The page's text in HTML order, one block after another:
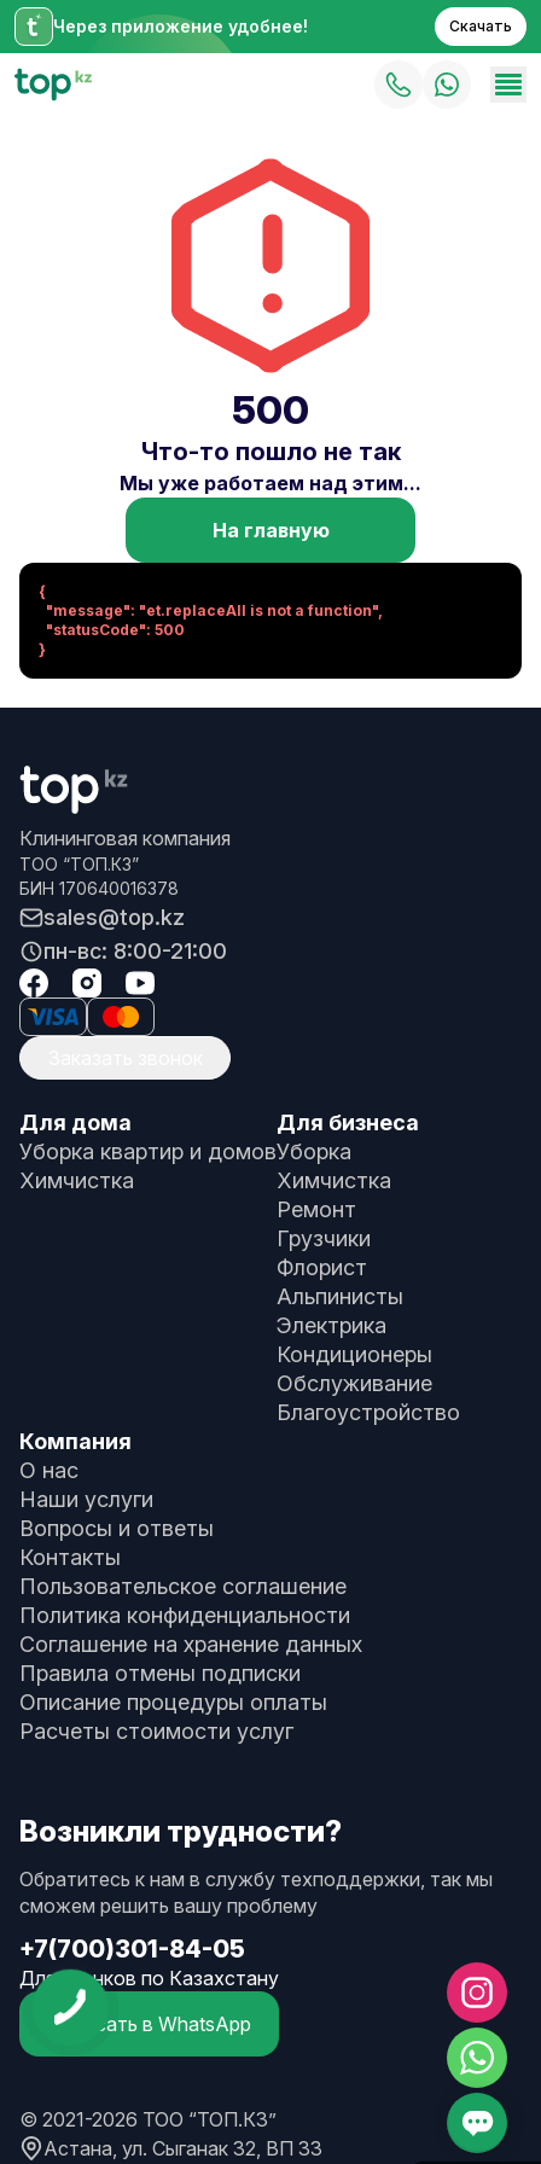
Через приложение удобнее! Скачать
500
Что-то пошло не так
Мы уже работаем над этим...
На главную
{
}
Клининговая компания
ТОО “ТОП.КЗ”
БИН 170640016378
sales@top.kz
пн-вс: 8:00-21:00
Для дома
Уборка квартир и домов
Химчистка
Для бизнеса
Уборка
Химчистка
Ремонт
Грузчики
Флорист
Альпинисты
Электрика
Кондиционеры
Обслуживание
Благоустройство
Компания
О нас
Наши услуги
Вопросы и ответы
Контакты
Пользовательское соглашение
Политика конфиденциальности
Соглашение на хранение данных
Правила отмены подписки
Описание процедуры оплаты
Расчеты стоимости услуг
Возникли трудности?
Обратитесь к нам в службу техподдержки, так мы
сможем решить вашу проблему
+7(700)301-84-05
Для звонков по Казахстану
Написать в WhatsApp
© 2021-2026 ТОО “ТОП.КЗ”
Астана, ул. Сыганак 32, ВП 33